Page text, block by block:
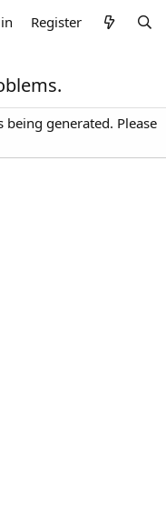
Register
generated. Please